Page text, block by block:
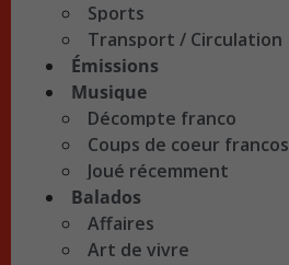
Sports
Transport / Circulation
Émissions
Musique
Décompte franco
Coups de coeur francos
Joué récemment
Balados
Affaires
Art de vivre